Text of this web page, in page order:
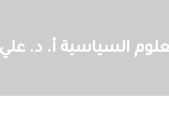
السياسية أ. د.